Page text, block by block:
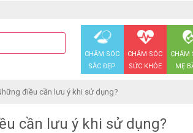
CHĂM SÓC
SẮC ĐẸP
CHĂM SÓC
SỨC KHỎE
CHĂM
MẸ
điều cần lưu ý khi sử dụng?
cần lưu ý khi sử dụng?